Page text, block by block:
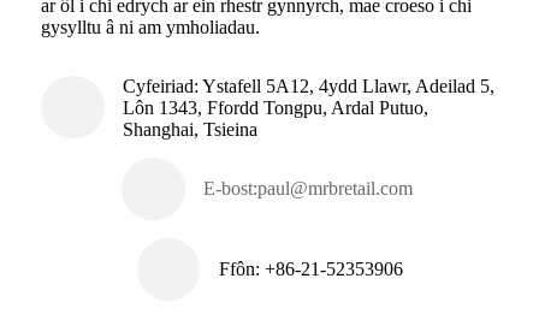
ar ôl i chi edrych ar ein rhestr gynnyrch, mae croeso i chi
gysylltu â ni am ymholiadau.
Cyfeiriad: Ystafell 5A12, 4ydd Llawr, Adeilad 5,
Lôn 1343, Ffordd Tongpu, Ardal Putuo,
Shanghai, Tsieina
E-bost:paul@mrbretail.com
Ffôn: +86-21-52353906